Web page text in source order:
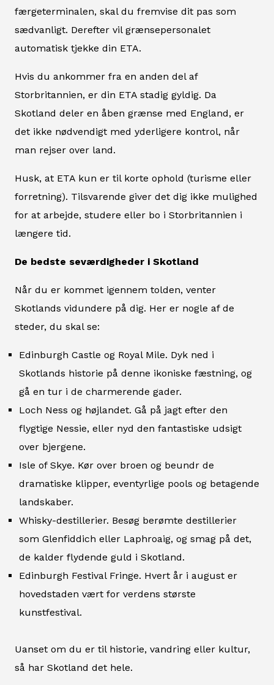
færgeterminalen, skal du fremvise dit pas som
sædvanligt. Derefter vil grænsepersonalet
automatisk tjekke din ETA.
Hvis du ankommer fra en anden del af
Storbritannien, er din ETA stadig gyldig. Da
Skotland deler en åben grænse med England, er
det ikke nødvendigt med yderligere kontrol, når
man rejser over land.
Husk, at ETA kun er til korte ophold (turisme eller
forretning). Tilsvarende giver det dig ikke mulighed
for at arbejde, studere eller bo i Storbritannien i
længere tid.
De bedste seværdigheder i Skotland
Når du er kommet igennem tolden, venter
Skotlands vidundere på dig. Her er nogle af de
steder, du skal se:
Edinburgh Castle og Royal Mile. Dyk ned i
Skotlands historie på denne ikoniske fæstning, og
gå en tur i de charmerende gader.
Loch Ness og højlandet. Gå på jagt efter den
flygtige Nessie, eller nyd den fantastiske udsigt
over bjergene.
Isle of Skye. Kør over broen og beundr de
dramatiske klipper, eventyrlige pools og betagende
landskaber.
Whisky-destillerier. Besøg berømte destillerier
som Glenfiddich eller Laphroaig, og smag på det,
de kalder flydende guld i Skotland.
Edinburgh Festival Fringe. Hvert år i august er
hovedstaden vært for verdens største
kunstfestival.
Uanset om du er til historie, vandring eller kultur,
så har Skotland det hele.